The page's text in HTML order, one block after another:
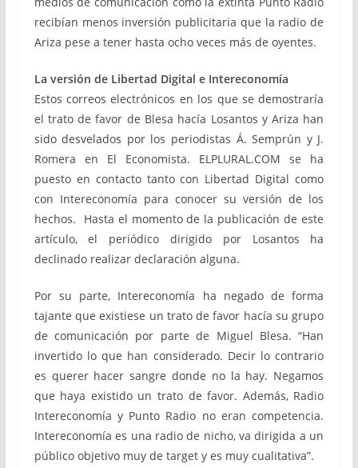
recibían menos inversión publicitaria que la radio de
Ariza pese a tener hasta ocho veces más de oyentes.
La versión de Libertad Digital e Intereconomía
Estos correos electrónicos en los que se demostraría
el trato de favor de Blesa hacía Losantos y Ariza han
sido desvelados por los periodistas Á. Semprún y J.
Romera en El Economista. ELPLURAL.COM se ha
puesto en contacto tanto con Libertad Digital como
con Intereconomía para conocer su versión de los
hechos. Hasta el momento de la publicación de este
artículo, el periódico dirigido por Losantos ha
declinado realizar declaración alguna.
Por su parte, Intereconomía ha negado de forma
tajante que existiese un trato de favor hacía su grupo
de comunicación por parte de Miguel Blesa. “Han
invertido lo que han considerado. Decir lo contrario
es querer hacer sangre donde no la hay. Negamos
que haya existido un trato de favor. Además, Radio
Intereconomía y Punto Radio no eran competencia.
Intereconomía es una radio de nicho, va dirigida a un
público objetivo muy de target y es muy cualitativa”.